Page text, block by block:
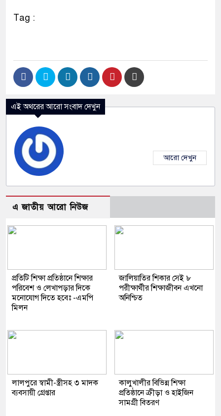
Tag :
এই অথরের আরো সংবাদ দেখুন
আরো দেখুন
এ জাতীয় আরো নিউজ
প্রতিটি শিক্ষা প্রতিষ্ঠানে শিক্ষার
পরিবেশ ও লেখাপড়ার দিকে
মনোযোগ দিতে হবেঃ -এমপি
মিলন
জালিয়াতির শিকার সেই ৮
পরীক্ষার্থীর শিক্ষাজীবন এখনো
অনিশ্চিত
লালপুরে স্বামী-স্ত্রীসহ ৩ মাদক
ব্যবসায়ী গ্রেপ্তার
কালুখালীর বিভিন্ন শিক্ষা
প্রতিষ্ঠানে ক্রীড়া ও হাইজিন
সামগ্রী বিতরণ